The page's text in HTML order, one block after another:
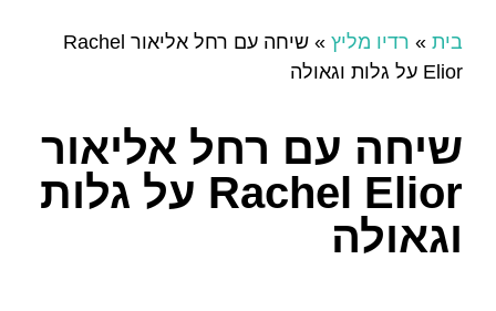
בית » רדיו מליץ »
שיחה עם רחל אליאור Rachel
Elior על גלות וגאולה
שיחה עם רחל אליאור
Rachel Elior על גלות
וגאולה